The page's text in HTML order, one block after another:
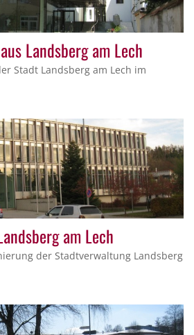
Landsberg am Lech
Stadt Landsberg am Lech im
am Lech
der Stadtverwaltung Landsberg